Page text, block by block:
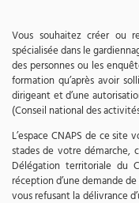
Vous souhaitez créer ou
spécialisée dans le
des personnes ou les
formation qu’après avoir
dirigeant et d’une
(Conseil national des
L’espace CNAPS de ce
stades de votre démarche,
Délégation territoriale du
réception d’une demande
vous refusant la délivrance